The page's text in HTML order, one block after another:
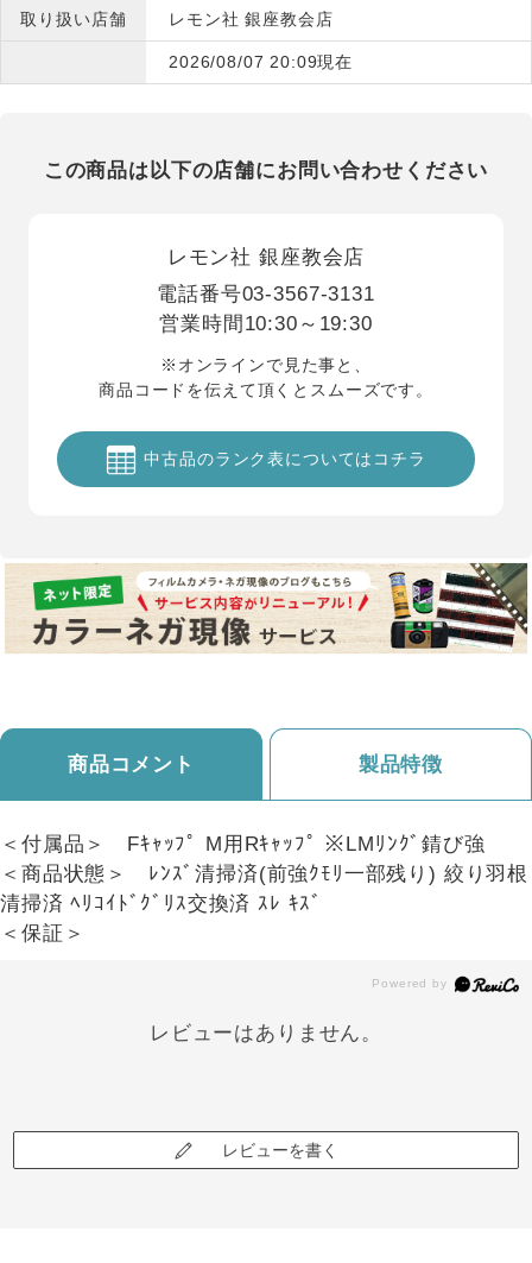
取り扱い店舗 レモン社 銀座教会店
2026/08/07 20:09現在
この商品は以下の店舗にお問い合わせください
レモン社 銀座教会店
電話番号03-3567-3131
営業時間 10:30～19:30
※オンラインで見た事と、
商品コードを伝えて頂くとスムーズです。
中古品のランク表についてはコチラ
商品コメント 製品特徴
＜付属品＞ Fｷｬｯﾌﾟ M用Rｷｬｯﾌﾟ ※LMﾘﾝｸﾞ錆び強
＜商品状態＞ ﾚﾝｽﾞ清掃済(前強ｸﾓﾘ一部残り) 絞り羽根
清掃済 ﾍﾘｺｲﾄﾞｸﾞﾘｽ交換済 ｽﾚ ｷｽﾞ
＜保証＞
レビューはありません。
レビューを書く